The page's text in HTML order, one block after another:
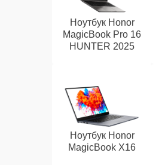
Ноутбук Honor
MagicBook Pro 16
HUNTER 2025
Ноутбук Honor
MagicBook X16